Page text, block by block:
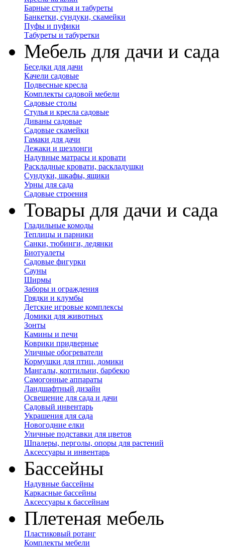
Барные стулья и табуреты
Банкетки, сундуки, скамейки
Пуфы и пуфики
Табуреты и табуретки
Мебель для дачи и сада
Беседки для дачи
Качели садовые
Подвесные кресла
Комплекты садовой мебели
Садовые столы
Стулья и кресла садовые
Диваны садовые
Садовые скамейки
Гамаки для дачи
Лежаки и шезлонги
Надувные матрасы и кровати
Раскладные кровати, раскладушки
Сундуки, шкафы, ящики
Урны для сада
Садовые строения
Товары для дачи и сада
Гладильные комоды
Теплицы и парники
Санки, тюбинги, ледянки
Биотуалеты
Садовые фигурки
Сауны
Ширмы
Заборы и ограждения
Грядки и клумбы
Детские игровые комплексы
Домики для животных
Зонты
Камины и печи
Коврики придверные
Уличные обогреватели
Кормушки для птиц, домики
Мангалы, коптильни, барбекю
Самогонные аппараты
Ландшафтный дизайн
Освещение для сада и дачи
Садовый инвентарь
Украшения для сада
Новогодние елки
Уличные подставки для цветов
Шпалеры, перголы, опоры для растений
Аксессуары и инвентарь
Бассейны
Надувные бассейны
Каркасные бассейны
Аксессуары к бассейнам
Плетеная мебель
Пластиковый ротанг
Комплекты мебели